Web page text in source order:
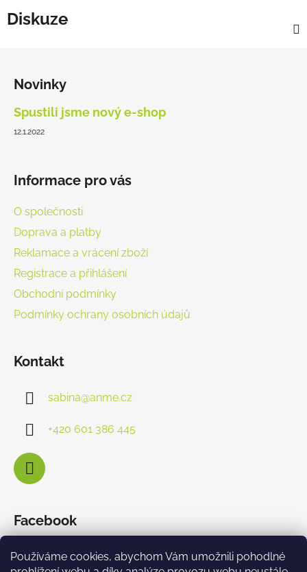
Používáme cookies, abychom Vám umožnili pohodlné
Diskuze
Novinky
Spustili jsme nový e-shop
12.1.2022
Informace pro vás
O společnosti
Doprava a platby
Reklamace a vrácení zboží
Registrace a přihlášení
Obchodní podmínky
Podmínky ochrany osobních údajů
Kontakt
sabina@anme.cz
+420 601 386 445
Facebook